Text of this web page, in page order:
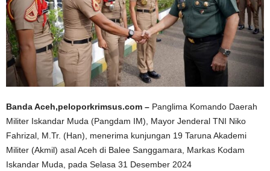
Banda Aceh,peloporkrimsus.com – Panglima Komando Daerah
Militer Iskandar Muda (Pangdam IM), Mayor Jenderal TNI Niko
Fahrizal, M.Tr. (Han), menerima kunjungan 19 Taruna Akademi
Militer (Akmil) asal Aceh di Balee Sanggamara, Markas Kodam
Iskandar Muda, pada Selasa 31 Desember 2024